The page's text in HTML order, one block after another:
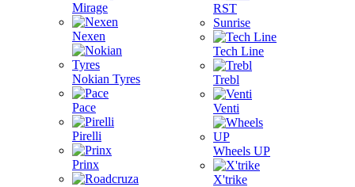
Mirage
Nexen
Nokian Tyres
Pace
Pirelli
Prinx
RST
Sunrise
Tech Line
Trebl
Venti
Wheels UP
X'trike